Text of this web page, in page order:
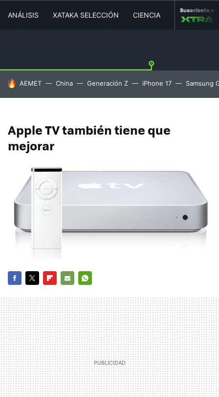
ANÁLISIS XATAKA SELECCIÓN CIENCIA MOVILIDAD
Suscríbete a
HOY SE HABLA DE
AEMET China Generación Z iPhone 17 Samsung
Apple TV también tiene que
mejorar
MAIL